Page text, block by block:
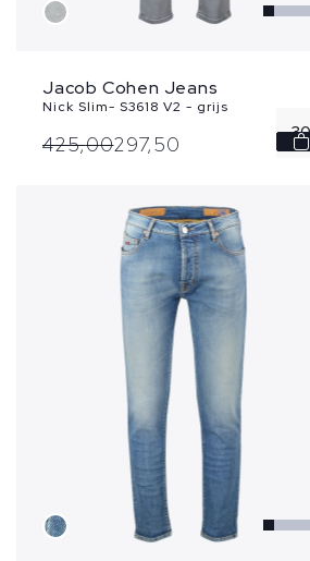
Jacob Cohen Jeans
Nick Slim- S3618 V2 - grijs
425,00297,50 30